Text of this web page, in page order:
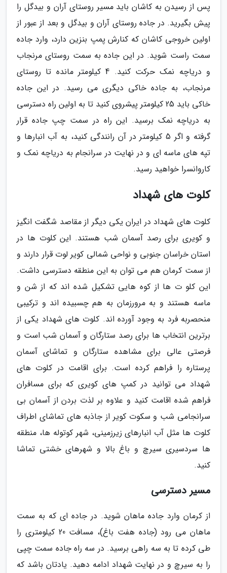
پس از رسیدن به کاشان باید مسیر روستای آران و بیدگل را
پیش بگیرید. در جاده روستای آران و بیدگل و بعد از عبور از
اولین خروجی کاشان که کنارش پمپ بنزین دارد، وارد جاده
سمت راست شوید. در این جاده به سمت روستای مرنجاب
و دریاچه نمک حرکت کنید. 4 کیلومتر مانده تا روستای
مرنجاب، به جاده خاکی دیگری می رسید. در این جاده
خاکی باید 25 کیلومتر پیشروی کنید تا به اولین راه دسترسی
به دریاچه نمک برسید. این راه در سمت چپ جاده قرار
گرفته و اگر 5 کیلومتر در آن رانندگی کنید، به آب انبارها و
تپه های ماسه ای و در نهایت در سرانجام به دریاچه نمک و
کاروانسرا خواهید رسید.
کلوت های شهداد
کلوت های شهداد در ایران یکی دیگر از مقاصد شگفت انگیز
و کویری برای رصد آسمان شب هستند. این کلوت ها در
استان خراسان جنوبی و نواحی شمالی کویر لوت قرار دارند و
از سمت کرمان هم می توان به این منطقه دسترسی داشت.
این کلو ت ها از کوه هایی تشکیل شده اند که از شن و
ماسه هستند و به مرورزمان به هم چسبیده اند و ترکیبی
منحصربه فرد به وجود آورده اند. کلوت های شهداد یکی از
برترین انتخاب ها برای رصد ستارگان و آسمان شب است و
فرصتی عالی برای مشاهده ستارگان و تماشای آسمان
پرستاره را فراهم کرده است. برای اقامت در کلوت های
شهداد می توانید در کمپ های کویری که برای مسافران
فراهم شده اقامت کنید و علاوه بر لذت بردن از آسمان بی
سرانجامی شب و سکوت کویر از جاذبه های تماشای اطراف
کلوت ها مثل آب انبارهای زیرزمینی، شهر کوتوله ها، منطقه
ها سردسیری سیرچ و باغ بالا و شهرهای خشتی تماشا
کنید.
مسیر دسترسی
از کرمان وارد جاده ماهان شوید. در جاده ای که به سمت
ماهان می رود (جاده هفت باغ)، مسافت 20 کیلومتری را
طی کرده تا به سه راهی برسید. در سه راه جاده سمت چپی
را به سیرچ و در نهایت شهداد ادامه دهید. یادتان باشد که